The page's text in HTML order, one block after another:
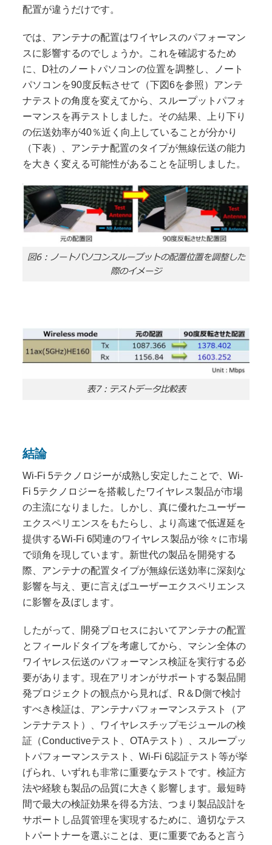
配置が違うだけです。
では、アンテナの配置はワイヤレスのパフォーマン
スに影響するのでしょうか。これを確認するため
に、D社のノートパソコンの位置を調整し、ノート
パソコンを90度反転させて（下図6を参照）アンテ
ナテストの角度を変えてから、スループットパフォ
ーマンスを再テストしました。その結果、上り下り
の伝送効率が40％近く向上していることが分かり
（下表）、アンテナ配置のタイプが無線伝送の能力
を大きく変える可能性があることを証明しました。
図6：ノートパソコンスループットの配置位置を調整した
際のイメージ
表7：テストデータ比較表
結論
Wi-Fi 5テクノロジーが成熟し安定したことで、Wi-
Fi 5テクノロジーを搭載したワイヤレス製品が市場
の主流になりました。しかし、真に優れたユーザー
エクスペリエンスをもたらし、より高速で低遅延を
提供するWi-Fi 6関連のワイヤレス製品が徐々に市場
で頭角を現しています。新世代の製品を開発する
際、アンテナの配置タイプが無線伝送効率に深刻な
影響を与え、更に言えばユーザーエクスペリエンス
に影響を及ぼします。
したがって、開発プロセスにおいてアンテナの配置
とフィールドタイプを考慮してから、マシン全体の
ワイヤレス伝送のパフォーマンス検証を実行する必
要があります。現在アリオンがサポートする製品開
発プロジェクトの観点から見れば、R＆D側で検討
すべき検証は、アンテナパフォーマンステスト（ア
ンテナテスト）、ワイヤレスチップモジュールの検
証（Conductiveテスト、OTAテスト）、スループッ
トパフォーマンステスト、Wi-Fi 6認証テスト等が挙
げられ、いずれも非常に重要なテストです。検証方
法や経験も製品の品質に大きく影響します。最短時
間で最大の検証効果を得る方法、つまり製品設計を
サポートし品質管理を実現するために、適切なテス
トパートナーを選ぶことは、更に重要であると言う